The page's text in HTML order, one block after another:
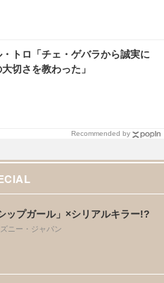
トロ「チェ・ゲバラから誠実に
切さを教わった」
Recommended by
ップガール」×シリアルキラー!?
ニー・ジャパン